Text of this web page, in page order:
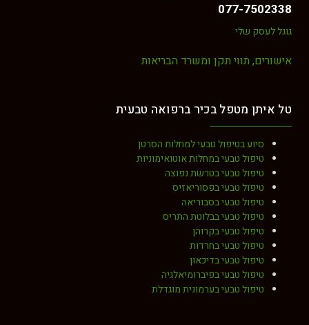
077-7502338
גוגל לעסק שלי
אישורים, תווי תקן ומשרד הבריאות
טל איתן מטפל בכיר ברפואה טבעית
סיוע בטיפול טבעי למחלות הסרטן
טיפול טבעי במחלות אוטואימוניות
טיפול טבעי בטרשת נפוצה
טיפול טבעי בפסוריאזיס
טיפול טבעי בסבוריאה
טיפול טבעי בבלוטת התריס
טיפול טבעי בקרוהן
טיפול טבעי בחרדות
טיפול טבעי בדיכאון
טיפול טבעי בפיברומיאלגיה
טיפול טבעי בערמונית מוגדלת